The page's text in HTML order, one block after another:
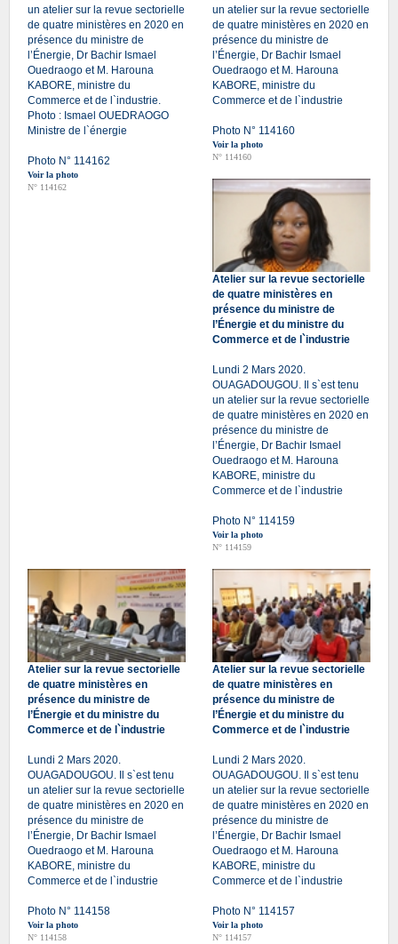
un atelier sur la revue sectorielle
de quatre ministères en 2020 en
présence du ministre de
l’Énergie, Dr Bachir Ismael
Ouedraogo et M. Harouna
KABORE, ministre du
Commerce et de l`industrie.
Photo : Ismael OUEDRAOGO
Ministre de l`énergie
Photo N° 114162
Voir la photo
N° 114162
un atelier sur la revue sectorielle
de quatre ministères en 2020 en
présence du ministre de
l’Énergie, Dr Bachir Ismael
Ouedraogo et M. Harouna
KABORE, ministre du
Commerce et de l`industrie
Photo N° 114160
Voir la photo
N° 114160
Atelier sur la revue sectorielle
de quatre ministères en
présence du ministre de
l’Énergie et du ministre du
Commerce et de l`industrie
Lundi 2 Mars 2020.
OUAGADOUGOU. Il s`est tenu
un atelier sur la revue sectorielle
de quatre ministères en 2020 en
présence du ministre de
l’Énergie, Dr Bachir Ismael
Ouedraogo et M. Harouna
KABORE, ministre du
Commerce et de l`industrie
Photo N° 114159
Voir la photo
N° 114159
Atelier sur la revue sectorielle
de quatre ministères en
présence du ministre de
l’Énergie et du ministre du
Commerce et de l`industrie
Lundi 2 Mars 2020.
OUAGADOUGOU. Il s`est tenu
un atelier sur la revue sectorielle
de quatre ministères en 2020 en
présence du ministre de
l’Énergie, Dr Bachir Ismael
Ouedraogo et M. Harouna
KABORE, ministre du
Commerce et de l`industrie
Photo N° 114158
Voir la photo
N° 114158
Atelier sur la revue sectorielle
de quatre ministères en
présence du ministre de
l’Énergie et du ministre du
Commerce et de l`industrie
Lundi 2 Mars 2020.
OUAGADOUGOU. Il s`est tenu
un atelier sur la revue sectorielle
de quatre ministères en 2020 en
présence du ministre de
l’Énergie, Dr Bachir Ismael
Ouedraogo et M. Harouna
KABORE, ministre du
Commerce et de l`industrie
Photo N° 114157
Voir la photo
N° 114157